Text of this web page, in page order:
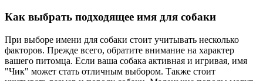
Как выбрать подходящее имя для собаки
При выборе имени для собаки стоит учитывать несколько
факторов. Прежде всего, обратите внимание на характер
вашего питомца. Если ваша собака активная и игривая, имя
"Чик" может стать отличным выбором. Также стоит